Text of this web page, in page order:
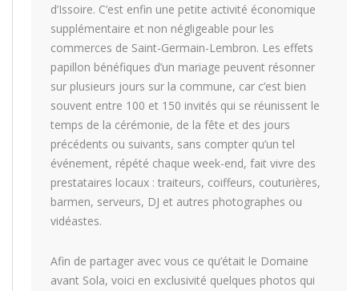
d’Issoire. C’est enfin une petite activité économique
supplémentaire et non négligeable pour les
commerces de Saint-Germain-Lembron. Les effets
papillon bénéfiques d’un mariage peuvent résonner
sur plusieurs jours sur la commune, car c’est bien
souvent entre 100 et 150 invités qui se réunissent le
temps de la cérémonie, de la fête et des jours
précédents ou suivants, sans compter qu’un tel
événement, répété chaque week-end, fait vivre des
prestataires locaux : traiteurs, coiffeurs, couturières,
barmen, serveurs, DJ et autres photographes ou
vidéastes.
Afin de partager avec vous ce qu’était le Domaine
avant Sola, voici en exclusivité quelques photos qui